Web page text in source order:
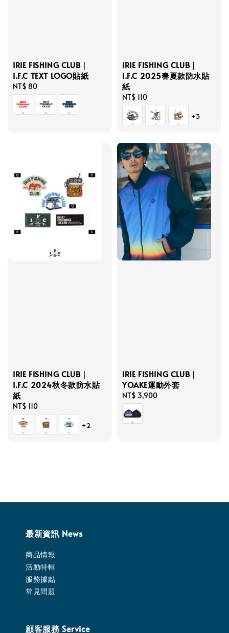
IRIE FISHING CLUB｜
I.F.C TEXT LOGO貼紙
Regular
price
NT$ 80
IRIE FISHING CLUB｜
I.F.C 2025春夏款防水貼
紙
Regular
price
NT$ 110
+3
IRIE FISHING CLUB｜
I.F.C 2024秋冬款防水貼
紙
Regular
price
NT$ 110
+2
IRIE FISHING CLUB｜
YOAKE運動外套
Regular
price
NT$ 3,900
最新資訊 News
商品情報
活動特輯
服務據點
常見問題
顧客服務 Service